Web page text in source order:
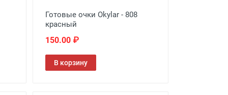
Готовые очки Okylar - 808
красный
150.00 ₽
В корзину